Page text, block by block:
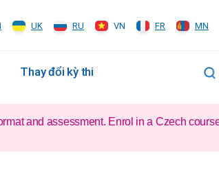
UK RU VN FR MN
Thay đổi kỳ thi
and assessment. Enrol in a Czech